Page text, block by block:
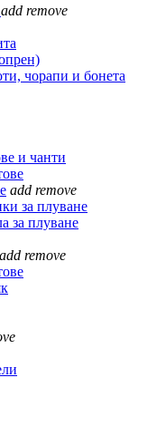
add remove
чорапи и бонета
и чанти
add remove
за плуване
за плуване
add remove